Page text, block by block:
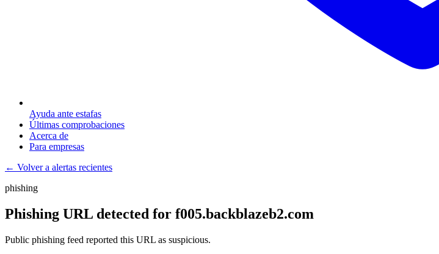
Ayuda ante estafas
Últimas comprobaciones
Acerca de
Para empresas
← Volver a alertas recientes
phishing
Phishing URL detected for f005.backblazeb2.com
Public phishing feed reported this URL as suspicious.